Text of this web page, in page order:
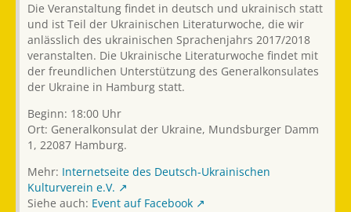
Die Veranstaltung findet in deutsch und ukrainisch statt
und ist Teil der Ukrainischen Literaturwoche, die wir
anlässlich des ukrainischen Sprachenjahrs 2017/2018
veranstalten. Die Ukrainische Literaturwoche findet mit
der freundlichen Unterstützung des Generalkonsulates
der Ukraine in Hamburg statt.
Beginn: 18:00 Uhr
Ort: Generalkonsulat der Ukraine, Mundsburger Damm
1, 22087 Hamburg.
Mehr: Internetseite des Deutsch-Ukrainischen
Kulturverein e.V.
Siehe auch: Event auf Facebook